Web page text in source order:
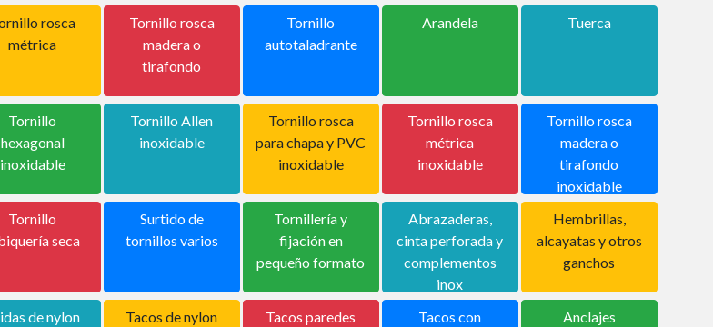
rosca
métrica
Tornillo rosca
madera o
tirafondo
Tornillo
autotaladrante
Arandela Tuerca
Tornillo
hexagonal
inoxidable
Tornillo Allen
inoxidable
Tornillo rosca
para chapa y PVC
inoxidable
Tornillo rosca
métrica
inoxidable
Tornillo rosca
madera o
tirafondo
inoxidable
Tornillo
seca
Surtido de
tornillos varios
Tornillería y
fijación en
pequeño formato
Abrazaderas,
cinta perforada y
complementos
inox
Hembrillas,
alcayatas y otros
ganchos
de nylon
Tacos de nylon
Tacos paredes
Tacos con
Anclajes